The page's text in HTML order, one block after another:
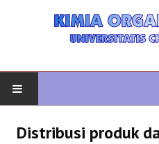
Distribusi produk